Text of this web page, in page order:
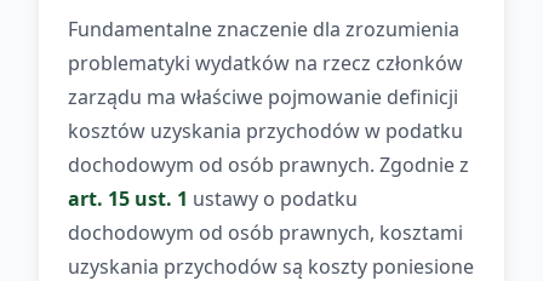
Fundamentalne znaczenie dla zrozumienia
problematyki wydatków na rzecz członków
zarządu ma właściwe pojmowanie definicji
kosztów uzyskania przychodów w podatku
dochodowym od osób prawnych. Zgodnie z
art. 15 ust. 1 ustawy o podatku
dochodowym od osób prawnych, kosztami
uzyskania przychodów są koszty poniesione